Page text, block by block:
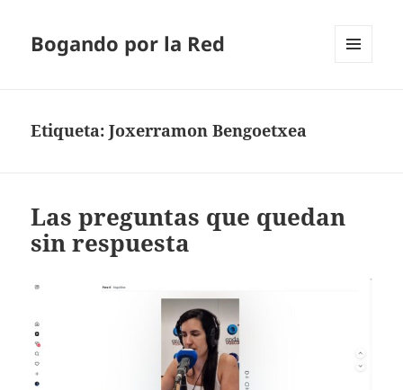
Bogando por la Red
Etiqueta:Joxerramon Bengoetxea
Las preguntas que quedan
sin respuesta